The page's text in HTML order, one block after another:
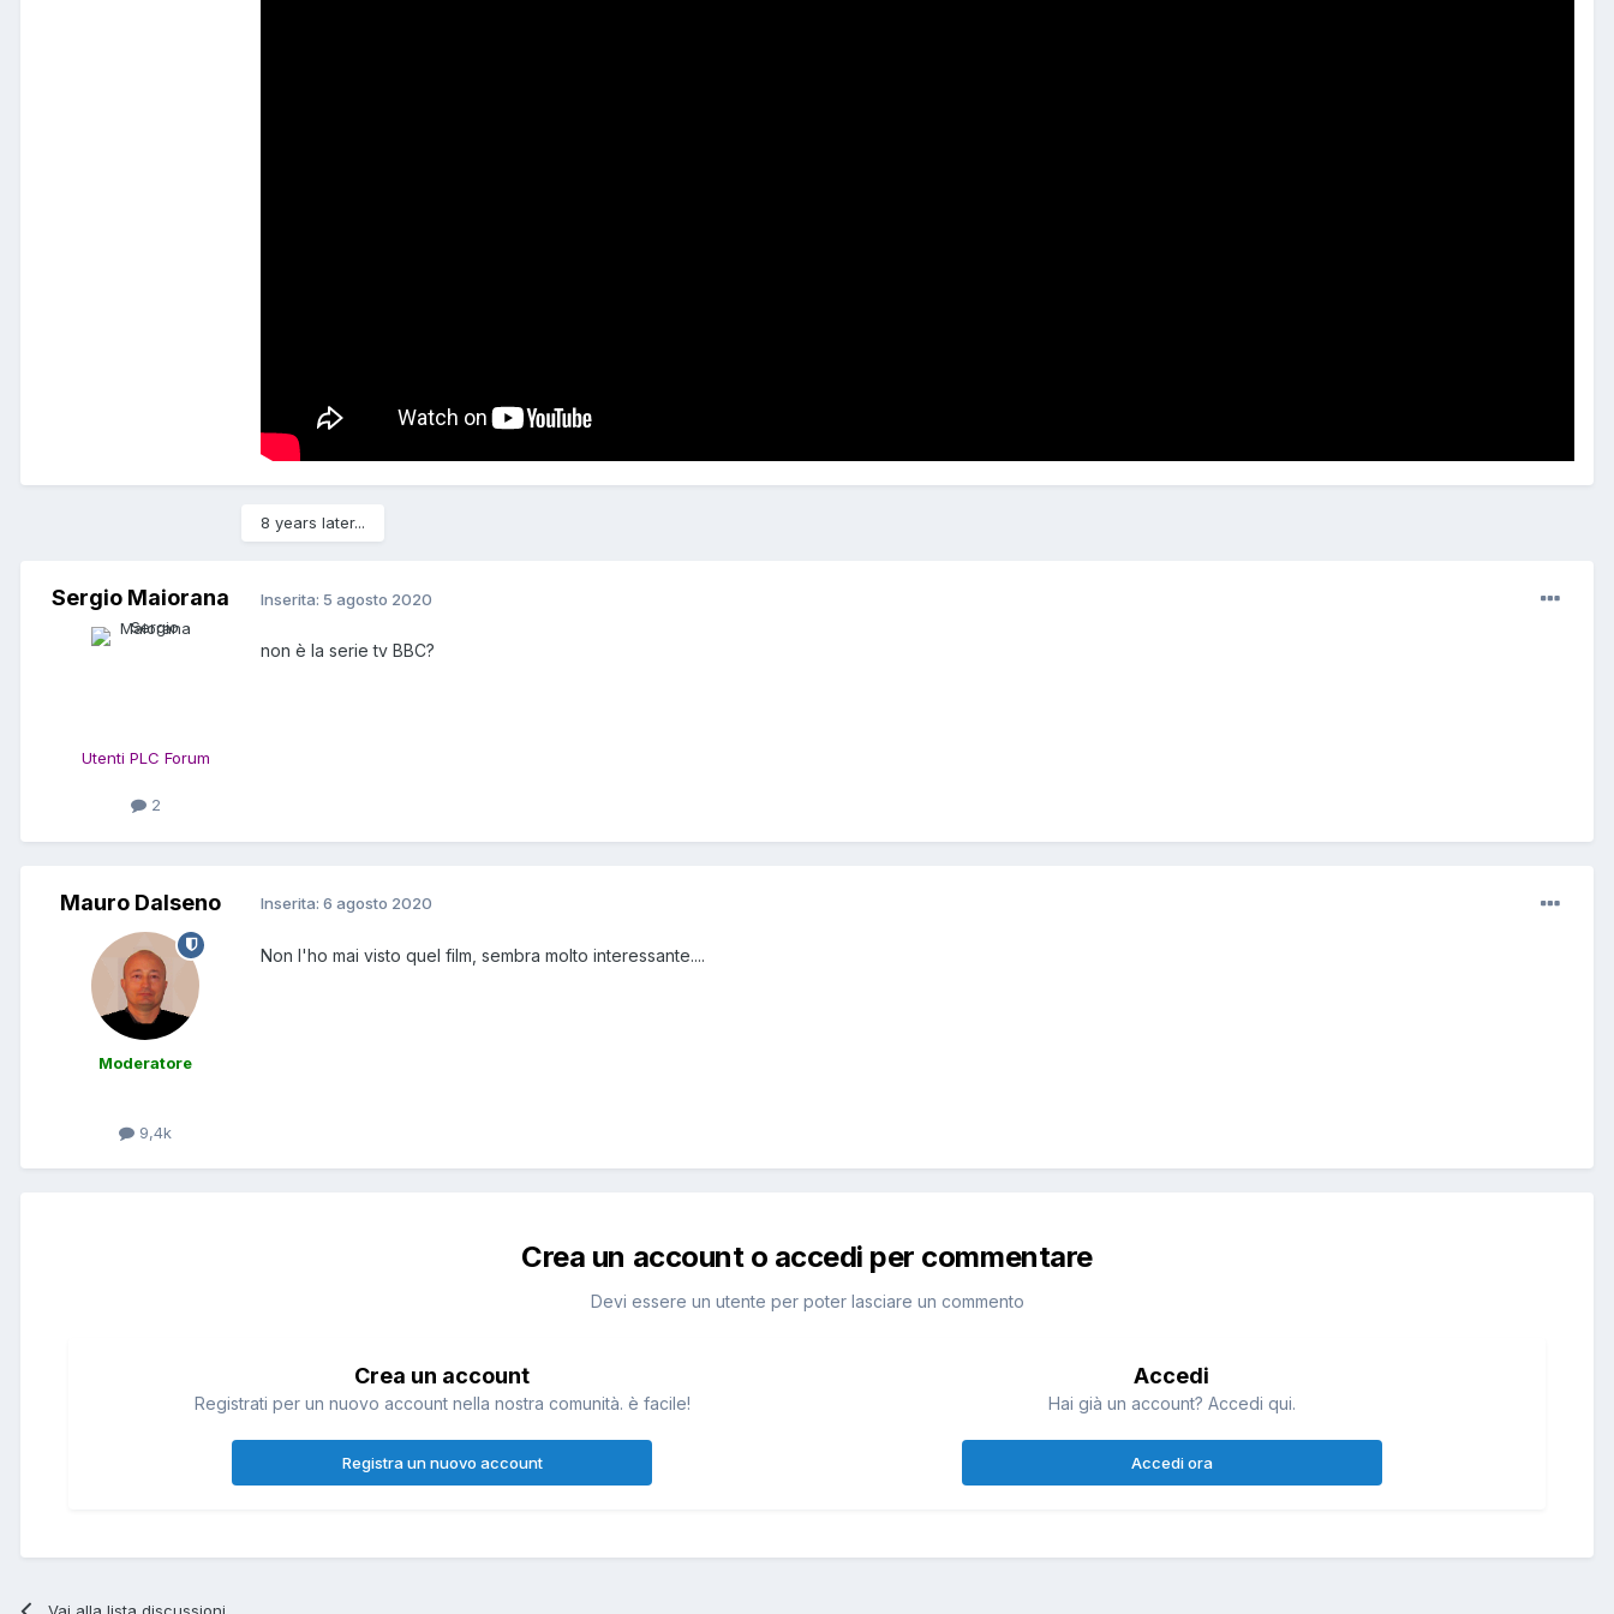
8 years later...
Sergio Maiorana
Utenti PLC Forum
2
Inserita: 5 agosto 2020
non è la serie tv BBC?
Mauro Dalseno
Moderatore
9,4k
Inserita: 6 agosto 2020
Non l'ho mai visto quel film, sembra molto interessante....
Crea un account o accedi per commentare
Devi essere un utente per poter lasciare un commento
Crea un account
Registrati per un nuovo account nella nostra comunità. è facile!
Registra un nuovo account
Accedi
Hai già un account? Accedi qui.
Accedi ora
Vai alla lista discussioni